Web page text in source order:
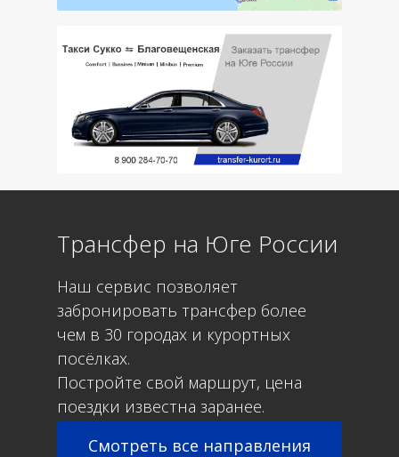
Трансфер на Юге России
Наш сервис позволяет
забронировать трансфер более
чем в 30 городах и курортных
посёлках.
Постройте свой маршрут, цена
поездки известна заранее.
Смотреть все направления